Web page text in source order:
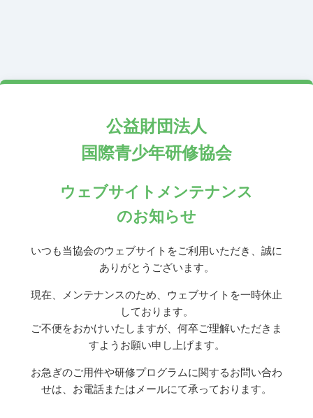
公益財団法人
国際青少年研修協会
ウェブサイトメンテナンス
のお知らせ
いつも当協会のウェブサイトをご利用いただき、誠に
ありがとうございます。
現在、メンテナンスのため、ウェブサイトを一時休止
しております。
ご不便をおかけいたしますが、何卒ご理解いただきま
すようお願い申し上げます。
お急ぎのご用件や研修プログラムに関するお問い合わ
せは、お電話またはメールにて承っております。